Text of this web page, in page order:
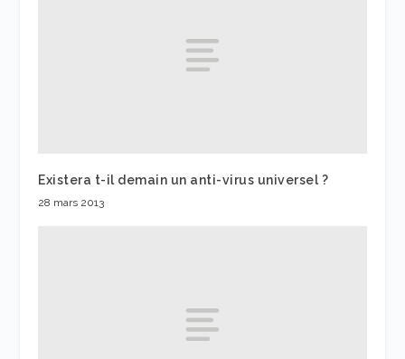
Existera t-il demain un anti-virus universel ?
28 mars 2013